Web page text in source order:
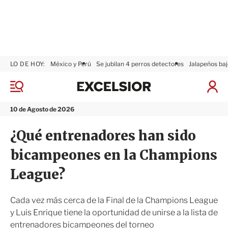
M
n
10 de Agosto de 2026
LO DE HOY: México y Perú Se jubilan 4 perros detectores Jalapeños
I
S
ó
n
x
i
o
r
¿Qué entrenadores han sido
bicampeones en la Champions
League?
Cada vez más cerca de la Final de la Champions League
y Luis Enrique tiene la oportunidad de unirse a la lista de
entrenadores bicampeones del torneo